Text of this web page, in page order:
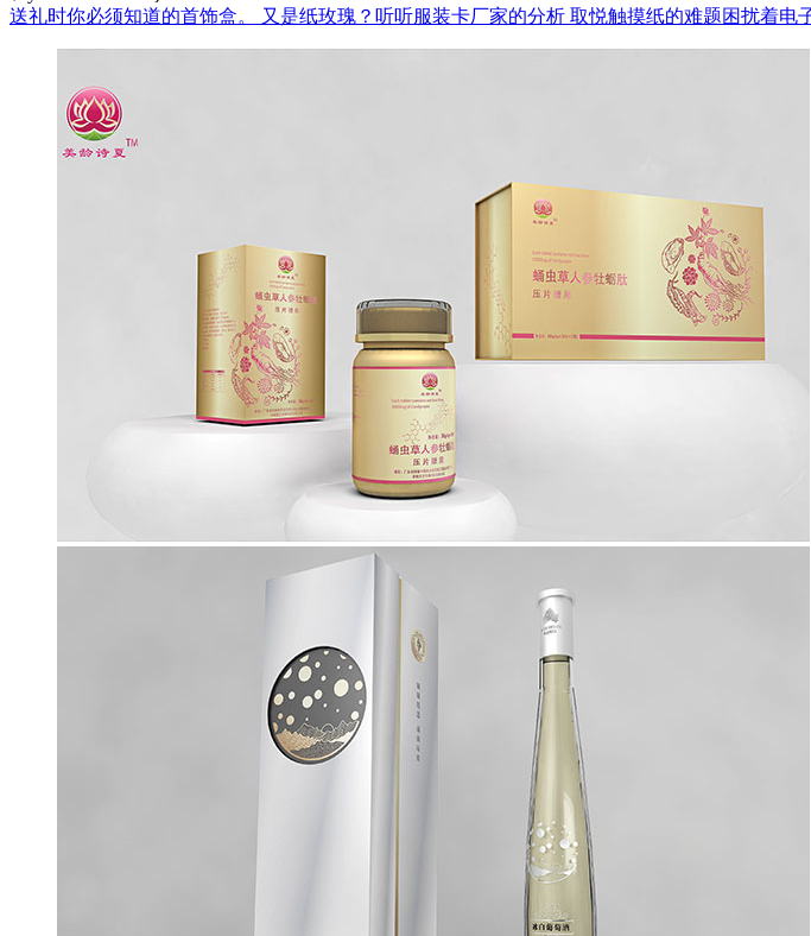
送礼时你必须知道的首饰盒。
又是纸玫瑰？听听服装卡厂家的分析 取悦触摸纸的难题困扰着电